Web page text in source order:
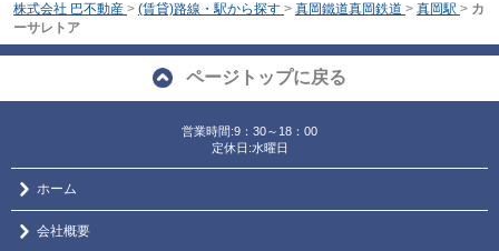
株式会社 巴不動産 > (賃貸)路線・駅から探す > 真岡鐵道真岡鉄道 > 真岡駅 > カ
ーサレトア
ページトップに戻る
営業時間:9：30～18：00
定休日:水曜日
ホーム
会社概要